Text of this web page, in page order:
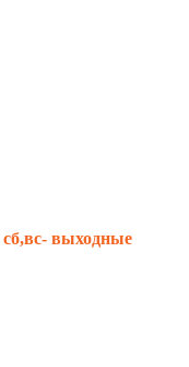
сб,вс- выходные